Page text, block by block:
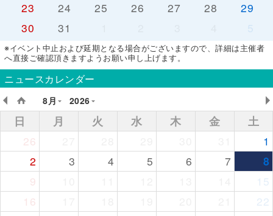
23
24 25 26 27 28
29
30
31 5
※イベント中止および延期となる場合がございますので、詳細は主催者
へ直接ご確認頂きますようお願い申し上げます。
ニュースカレンダー
8月
2026
日 月 火 水 木 金
土
26
1
2
3 4 5 6 7
8
9
15
16
22